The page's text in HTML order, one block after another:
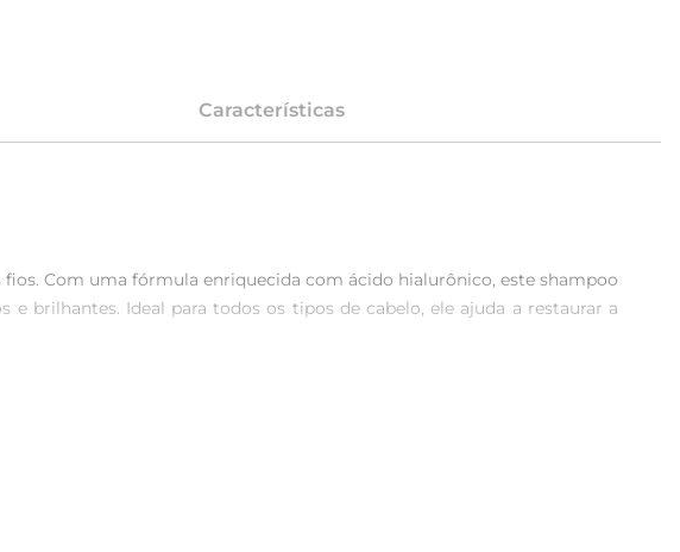
Características
Com uma fórmula enriquecida com ácido hialurônico, este shampoo
brilhantes. Ideal para todos os tipos de cabelo, ele ajuda a restaurar a